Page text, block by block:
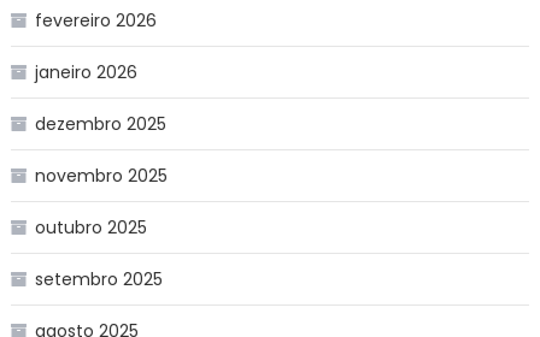
fevereiro 2026
janeiro 2026
dezembro 2025
novembro 2025
outubro 2025
setembro 2025
agosto 2025